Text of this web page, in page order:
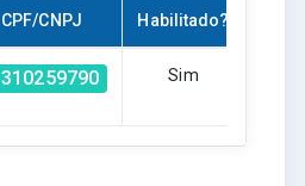
CPF/CNPJ Habilitado?
310259790 Sim